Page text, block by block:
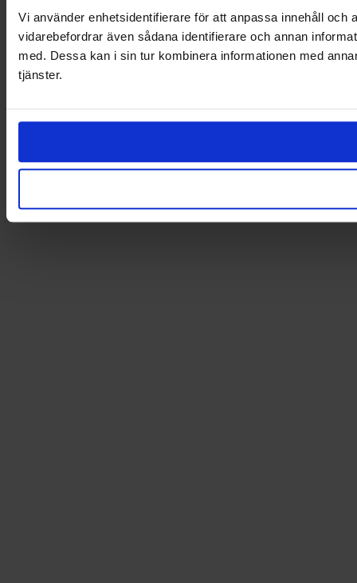
Vi använder enhetsidentifierare för att anpassa innehåll
vidarebefordrar även sådana identifierare och annan
med. Dessa kan i sin tur kombinera informationen med
tjänster.